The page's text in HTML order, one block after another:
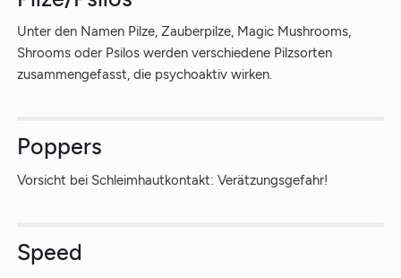
Unter den Namen Pilze, Zauberpilze, Magic Mushrooms,
Shrooms oder Psilos werden verschiedene Pilzsorten
zusammengefasst, die psychoaktiv wirken.
Poppers
Vorsicht bei Schleimhautkontakt: Verätzungsgefahr!
Speed